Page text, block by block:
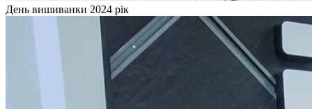
День вишиванки 2024 рік